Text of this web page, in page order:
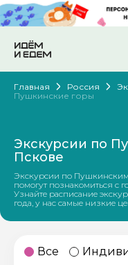
Главная Россия
Пушкинские горы
Экскурсии по
Пскове
Экскурсии по Пушкинским
помогут познакомиться с
Узнайте расписание
года, у нас самые низкие
Все